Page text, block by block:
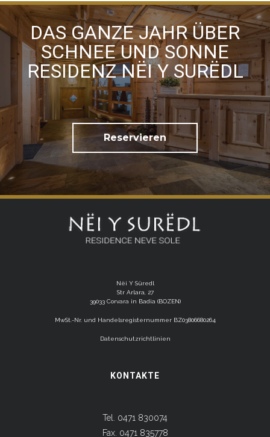
DAS GANZE JAHR ÜBER
SCHNEE UND SONNE
RESIDENZ NËI Y SURËDL
Reservieren
Nëi Y Süredl
Str Arlara, 27
39033 Corvara in Badia (BOZEN)
MwSt.-Nr. und Handelsregisternummer BZ03806680264
Datenschutzrichtlinien
KONTAKTE
Tel. 0471 830074
Fax. 0471 835778
Ich habe dieDatenschutzrichtlinien gelesenund
stimme der Verarbeitung meiner personenbezogenen
Daten zu